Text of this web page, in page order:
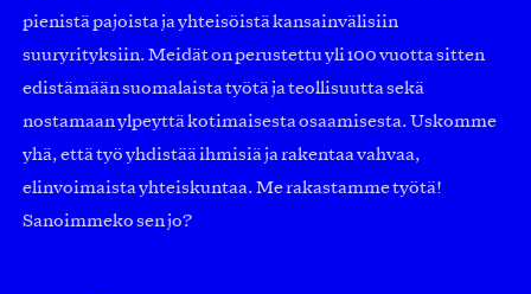
pienistä pajoista ja yhteisöistä kansainvälisiin
suuryrityksiin. Meidät on perustettu yli 100 vuotta sitten
edistämään suomalaista työtä ja teollisuutta sekä
nostamaan ylpeyttä kotimaisesta osaamisesta. Uskomme
yhä, että työ yhdistää ihmisiä ja rakentaa vahvaa,
elinvoimaista yhteiskuntaa. Me rakastamme työtä!
Sanoimmeko sen jo?